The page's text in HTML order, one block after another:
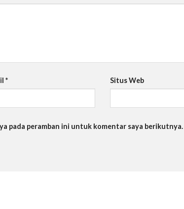
* Situs Web
pada peramban ini untuk komentar saya berikutnya.